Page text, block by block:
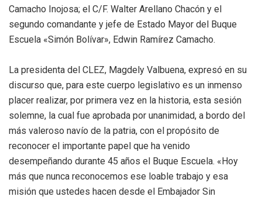
Camacho Inojosa; el C/F. Walter Arellano Chacón y el
segundo comandante y jefe de Estado Mayor del Buque
Escuela «Simón Bolívar», Edwin Ramírez Camacho.
La presidenta del CLEZ, Magdely Valbuena, expresó en su
discurso que, para este cuerpo legislativo es un inmenso
placer realizar, por primera vez en la historia, esta sesión
solemne, la cual fue aprobada por unanimidad, a bordo del
más valeroso navío de la patria, con el propósito de
reconocer el importante papel que ha venido
desempeñando durante 45 años el Buque Escuela. «Hoy
más que nunca reconocemos ese loable trabajo y esa
misión que ustedes hacen desde el Embajador Sin